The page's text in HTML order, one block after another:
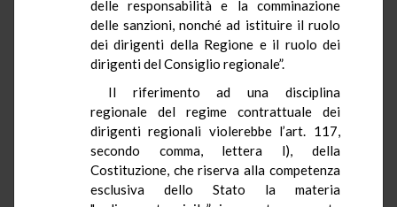
delle responsabilità e la comminazione
delle sanzioni, nonché ad istituire il ruolo
dei dirigenti della Regione e il ruolo dei
dirigenti del Consiglio regionale”.
Il riferimento ad una disciplina
regionale del regime contrattuale dei
dirigenti regionali violerebbe l’art. 117,
secondo comma, lettera l), della
Costituzione, che riserva alla competenza
esclusiva dello Stato la materia